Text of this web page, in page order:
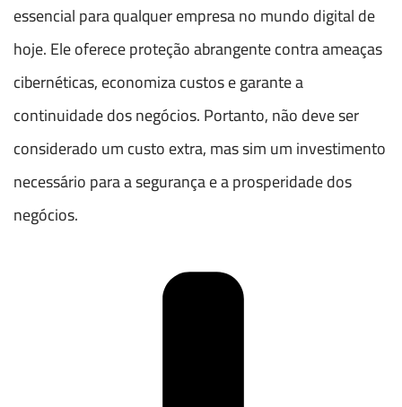
essencial para qualquer empresa no mundo digital de
hoje. Ele oferece proteção abrangente contra ameaças
cibernéticas, economiza custos e garante a
continuidade dos negócios. Portanto, não deve ser
considerado um custo extra, mas sim um investimento
necessário para a segurança e a prosperidade dos
negócios.